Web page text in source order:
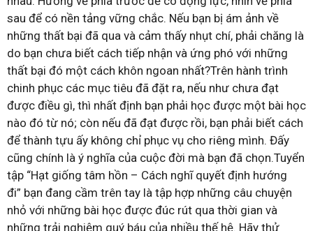
sau để có nền tảng vững chắc. Nếu bạn bị ám ảnh về
những thất bại đã qua và cảm thấy nhụt chí, phải chăng là
do bạn chưa biết cách tiếp nhận và ứng phó với những
thất bại đó một cách khôn ngoan nhất?Trên hành trình
chinh phục các mục tiêu đã đặt ra, nếu như chưa đạt
được điều gì, thì nhất định bạn phải học được một bài học
nào đó từ nó; còn nếu đã đạt được rồi, bạn phải biết cách
để thành tựu ấy không chỉ phục vụ cho riêng mình. Đấy
cũng chính là ý nghĩa của cuộc đời mà bạn đã chọn.Tuyển
tập “Hạt giống tâm hồn – Cách nghĩ quyết định hướng
đi” bạn đang cầm trên tay là tập hợp những câu chuyện
nhỏ với những bài học được đúc rút qua thời gian và
những trải nghiệm quý báu của nhiều thế hệ. Hãy thử